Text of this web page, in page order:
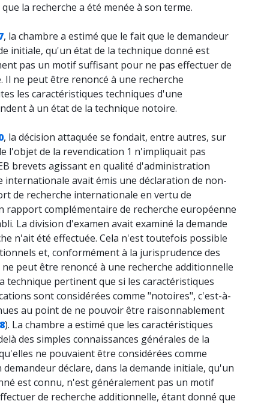
la recherche a été menée à son terme.
, la chambre a estimé que le fait que le demandeur
initiale, qu'un état de la technique donné est
pas un motif suffisant pour ne pas effectuer de
Il ne peut être renoncé à une recherche
les caractéristiques techniques d'une
à un état de la technique notoire.
, la décision attaquée se fondait, entre autres, sur
l'objet de la revendication 1 n'impliquait pas
brevets agissant en qualité d'administration
internationale avait émis une déclaration de non-
de recherche internationale en vertu de
rapport complémentaire de recherche européenne
La division d'examen avait examiné la demande
n'ait été effectuée. Cela n'est toutefois possible
et, conformément à la jurisprudence des
peut être renoncé à une recherche additionnelle
technique pertinent que si les caractéristiques
sont considérées comme "notoires", c'est-à-
au point de ne pouvoir être raisonnablement
). La chambre a estimé que les caractéristiques
des simples connaissances générales de la
ne pouvaient être considérées comme
déclare, dans la demande initiale, qu'un
est connu, n'est généralement pas un motif
de recherche additionnelle, étant donné que